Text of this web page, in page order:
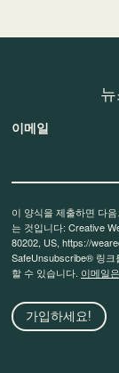
이메일
이 양식을 제출하면 다
는 것입니다: Creative
80202, US, https://
SafeUnsubscribe® 링크
할 수 있습니다. 이메일
가입하세요!